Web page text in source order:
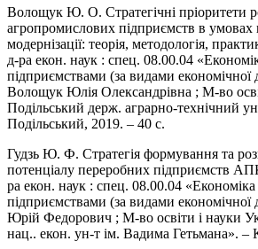
Волощук Ю. О. Стратегічні пріоритети
агропромислових підприємств в умовах
модернізації: теорія, методологія,
д-ра екон. наук : спец. 08.00.04
підприємствами (за видами економічної
Волощук Юлія Олександрівна ; М-во
Подільський держ. аграрно-технічний
Подільський, 2019. – 40 с.
Гудзь Ю. Ф. Стратегія формування та
потенціалу переробних підприємств
ра екон. наук : спец. 08.00.04 «Економіка
підприємствами (за видами економічної
Юрій Федорович ; М-во освіти і науки
нац.. екон. ун-т ім. Вадима Гетьмана». –